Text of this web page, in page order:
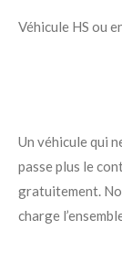
Véhicule HS ou
Un véhicule qui
passe plus le
gratuitement.
charge